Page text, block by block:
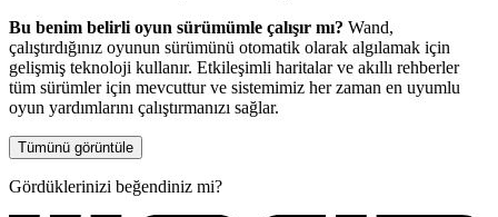
Bu benim belirli oyun sürümümle çalışır mı? Wand,
çalıştırdığınız oyunun sürümünü otomatik olarak algılamak için
gelişmiş teknoloji kullanır. Etkileşimli haritalar ve akıllı rehberler
tüm sürümler için mevcuttur ve sistemimiz her zaman en uyumlu
oyun yardımlarını çalıştırmanızı sağlar.
Tümünü görüntüle
Gördüklerinizi beğendiniz mi?